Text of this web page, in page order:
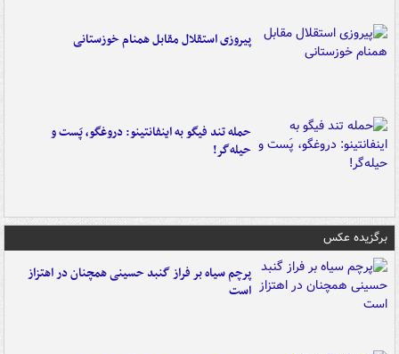
پیروزی استقلال مقابل همنام خوزستانی
حمله تند فیگو به اینفانتینو: دروغگو، پَست‌ و
حیله‌گر!
برگزیده عکس
پرچم سیاه بر فراز گنبد حسینی همچنان در اهتزاز
است